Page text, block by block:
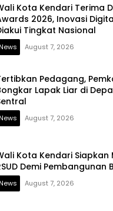
Kota Kendari Terima
2026, Inovasi
Tingkat Nasional
August 7, 2026
Pedagang,
Lapak Liar di
August 7, 2026
Kota Kendari Siapkan
Demi Pembangunan
August 7, 2026